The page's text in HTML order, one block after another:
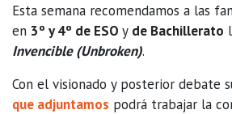
Esta semana recomendamos a las
en 3º y 4º de ESO y de Bachillerato
Invencible (Unbroken).
Con el visionado y posterior debate
que adjuntamos podrá trabajar la